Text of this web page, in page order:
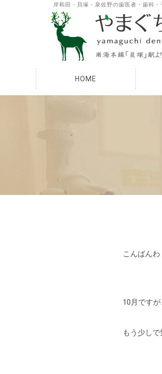
岸和田・貝塚・泉佐野の歯医者・歯科
HOME
こんばん
10月です
もう少し